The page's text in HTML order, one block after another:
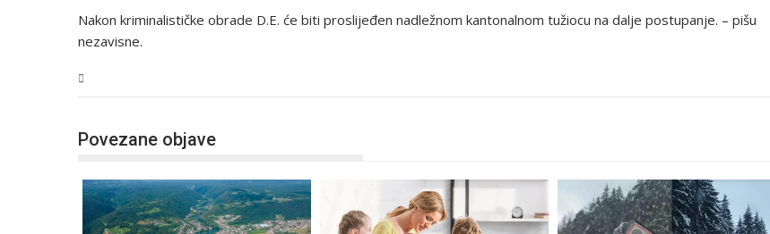
Nakon kriminalističke obrade D.E. će biti proslijeđen nadležnom kantonalnom tužiocu na dalje postupanje. – pišu
nezavisne.
Povezane objave